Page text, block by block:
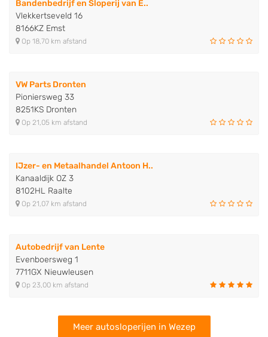
Bandenbedrijf en Sloperij van E..
Vlekkertseveld 16
8166KZ Emst
Op 18,70 km afstand
VW Parts Dronten
Pioniersweg 33
8251KS Dronten
Op 21,05 km afstand
IJzer- en Metaalhandel Antoon H..
Kanaaldijk OZ 3
8102HL Raalte
Op 21,07 km afstand
Autobedrijf van Lente
Evenboersweg 1
7711GX Nieuwleusen
Op 23,00 km afstand
Meer autosloperijen in Wezep